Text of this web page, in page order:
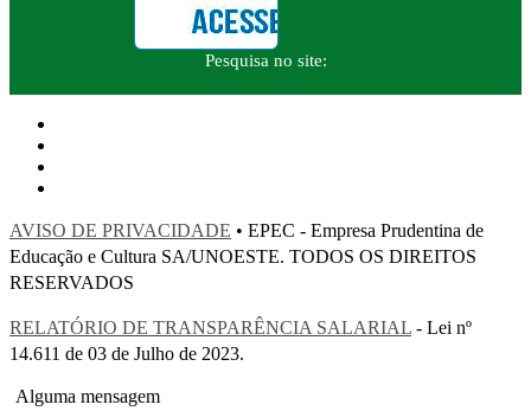
Pesquisa no site:
AVISO DE PRIVACIDADE • EPEC - Empresa Prudentina de
Educação e Cultura SA/UNOESTE. TODOS OS DIREITOS
RESERVADOS
RELATÓRIO DE TRANSPARÊNCIA SALARIAL - Lei nº
14.611 de 03 de Julho de 2023.
Alguma mensagem